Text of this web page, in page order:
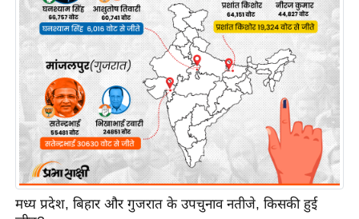
र
मि
सा
ल
बे
मि
सा
ल
श
मध्य प्रदेश, बिहार और गुजरात के उपचुनाव नतीजे, किसकी हुई